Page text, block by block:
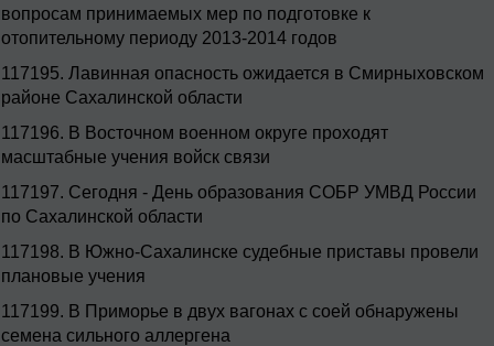
вопросам принимаемых мер по подготовке к
отопительному периоду 2013-2014 годов
117195. Лавинная опасность ожидается в Смирныховском
районе Сахалинской области
117196. В Восточном военном округе проходят
масштабные учения войск связи
117197. Сегодня - День образования СОБР УМВД России
по Сахалинской области
117198. В Южно-Сахалинске судебные приставы провели
плановые учения
117199. В Приморье в двух вагонах с соей обнаружены
семена сильного аллергена